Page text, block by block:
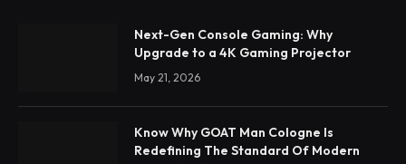
Next-Gen Console Gaming: Why
Upgrade to a 4K Gaming Projector
May 21, 2026
Know Why GOAT Man Cologne Is
Redefining The Standard Of Modern